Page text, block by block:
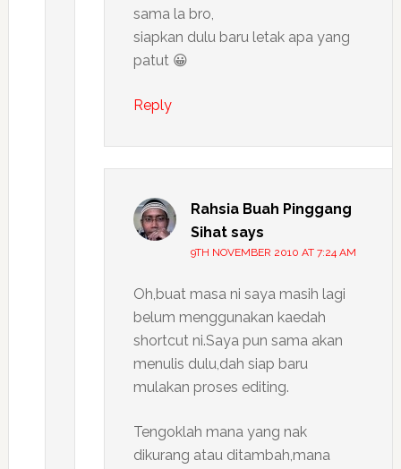
sama la bro,
siapkan dulu baru letak apa yang
patut 😀
Reply
Rahsia Buah Pinggang
Sihat says
9TH NOVEMBER 2010 AT 7:24 AM
Oh,buat masa ni saya masih lagi
belum menggunakan kaedah
shortcut ni.Saya pun sama akan
menulis dulu,dah siap baru
mulakan proses editing.
Tengoklah mana yang nak
dikurang atau ditambah,mana